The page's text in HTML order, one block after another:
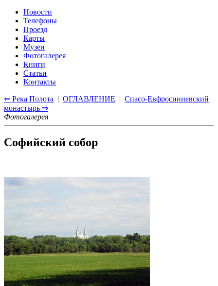
Новости
Телефоны
Проезд
Карты
Музеи
Фотогалерея
Книги
Статьи
Контакты
⇐ Река Полота | ОГЛАВЛЕНИЕ | Спасо-Евфросиниевский
монастырь ⇒
Фотогалерея
Софийский собор